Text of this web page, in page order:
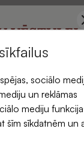
VĒSTULEI
sociālo
un reklāmas
mediju
šīm sīkdatnēm un